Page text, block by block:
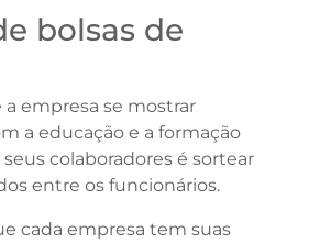
bolsas de
empresa se mostrar
a educação e a formação
colaboradores é sortear
entre os funcionários.
cada empresa tem suas